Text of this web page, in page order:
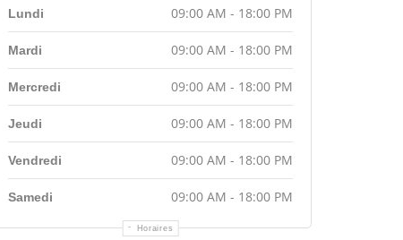
Horaires
Lundi 09:00 AM - 18:00 PM
Mardi 09:00 AM - 18:00 PM
Mercredi 09:00 AM - 18:00 PM
Jeudi 09:00 AM - 18:00 PM
Vendredi 09:00 AM - 18:00 PM
Samedi 09:00 AM - 18:00 PM